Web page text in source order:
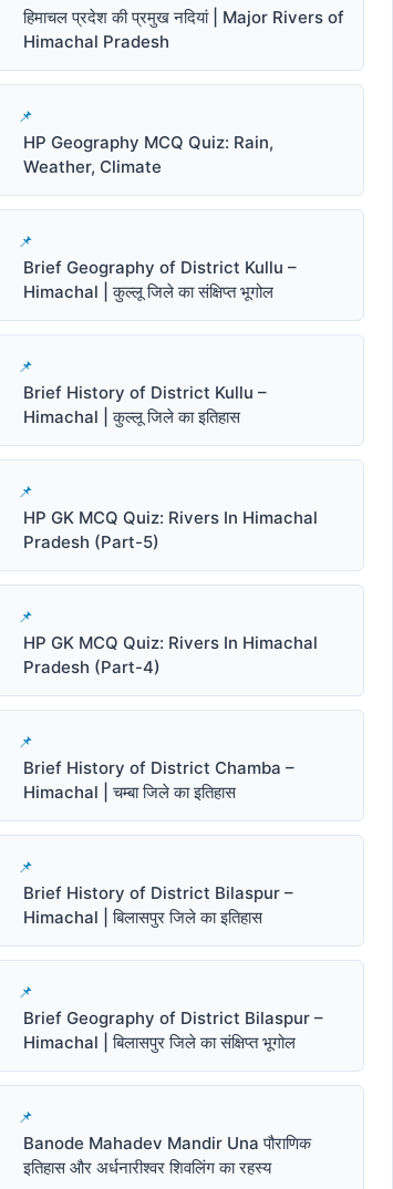
हिमाचल प्रदेश की प्रमुख नदियां | Major Rivers of
Himachal Pradesh
HP Geography MCQ Quiz: Rain,
Weather, Climate
Brief Geography of District Kullu –
Himachal | कुल्लू जिले का संक्षिप्त भूगोल
Brief History of District Kullu –
Himachal | कुल्लू जिले का इतिहास
HP GK MCQ Quiz: Rivers In Himachal
Pradesh (Part-5)
HP GK MCQ Quiz: Rivers In Himachal
Pradesh (Part-4)
Brief History of District Chamba –
Himachal | चम्बा जिले का इतिहास
Brief History of District Bilaspur –
Himachal | बिलासपुर जिले का इतिहास
Brief Geography of District Bilaspur –
Himachal | बिलासपुर जिले का संक्षिप्त भूगोल
Banode Mahadev Mandir Una पौराणिक
इतिहास और अर्धनारीश्वर शिवलिंग का रहस्य